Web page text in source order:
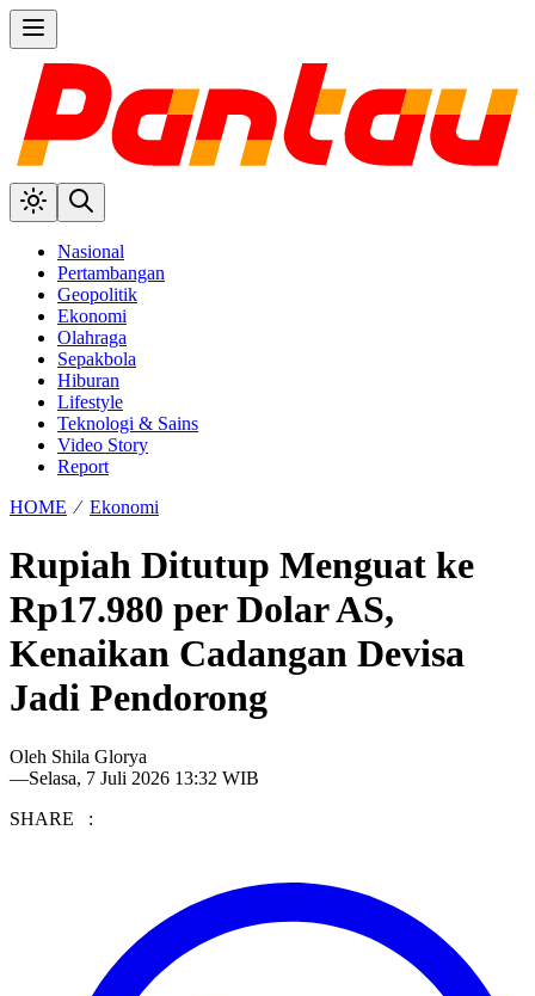
Nasional
Pertambangan
Geopolitik
Ekonomi
Olahraga
Sepakbola
Hiburan
Lifestyle
Teknologi & Sains
Video Story
Report
HOME ⁄ Ekonomi
Rupiah Ditutup Menguat ke
Rp17.980 per Dolar AS,
Kenaikan Cadangan Devisa
Jadi Pendorong
Oleh Shila Glorya
—Selasa, 7 Juli 2026 13:32 WIB
SHARE :